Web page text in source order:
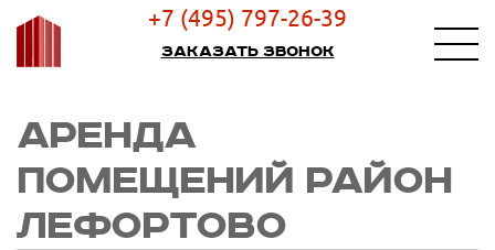
+7 (495) 797-26-39
Заказать звонок
АРЕНДА
ПОМЕЩЕНИЙ РАЙОН
ЛЕФОРТОВО